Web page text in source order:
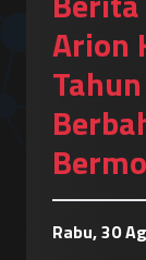
Arion
Rabu, 30